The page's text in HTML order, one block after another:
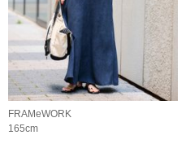
FRAMeWORK
165cm